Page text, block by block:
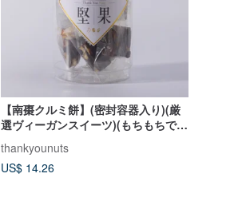
【南棗クルミ餅】(密封容器入り)(厳
選ヴィーガンスイーツ)(もちもちで上
品な甘さ)(乳製品使用)
thankyounuts
US$ 14.26